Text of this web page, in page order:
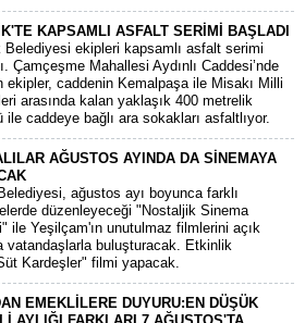
KAPSAMLI ASFALT SERİMİ BAŞLADI
Belediyesi ekipleri kapsamlı asfalt serimi
Çamçeşme Mahallesi Aydınlı Caddesi’nde
ekipler, caddenin Kemalpaşa ile Misakı Milli
arasında kalan yaklaşık 400 metrelik
ile caddeye bağlı ara sokakları asfaltlıyor.
AĞUSTOS AYINDA DA SİNEMAYA
ağustos ayı boyunca farklı
düzenleyeceği "Nostaljik Sinema
ile Yeşilçam'ın unutulmaz filmlerini açık
vatandaşlarla buluşturacak. Etkinlik
Kardeşler" filmi yapacak.
EMEKLİLERE DUYURU:EN DÜŞÜK